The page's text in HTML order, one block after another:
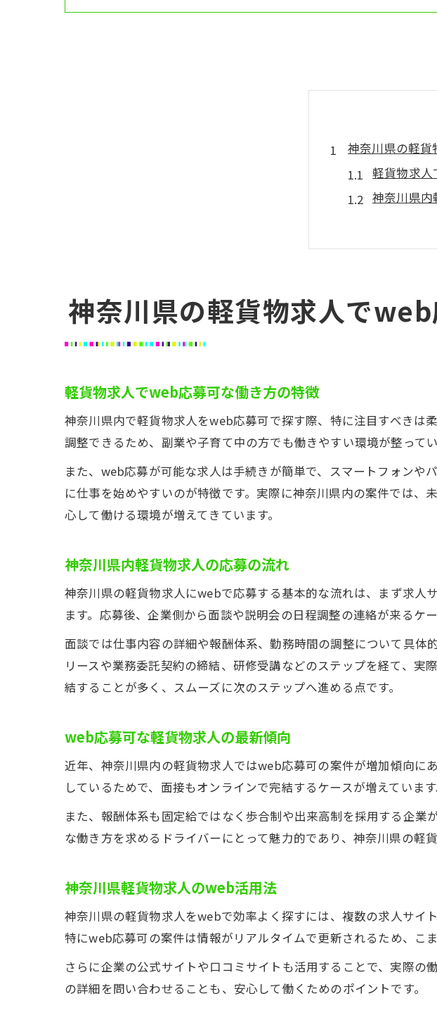
神奈川県の軽
軽貨物求
神奈川県内
web応募
神奈川県
軽貨物ドライ
神奈川県
軽貨物求人
業務委託で収入
業務委託軽
神奈川県で
web応募可な神
web応募可
神奈川軽貨
軽貨物求人
web応募可
高収入軽貨
軽貨物求人
神奈川県軽
web応募可
未経験歓迎
神奈川軽貨
web応募可
軽貨物求人
神奈川県の軽貨物求人で
軽貨物求人でweb応募可な働き方の特徴
神奈川県内で軽貨物求人をweb応募可で探す際、特に注目すべきは
調整できるため、副業や子育て中の方でも働きやすい環境が整ってい
また、web応募が可能な求人は手続きが簡単で、スマートフォンや
に仕事を始めやすいのが特徴です。実際に神奈川県内の案件では
心して働ける環境が増えてきています。
神奈川県内軽貨物求人の応募の流れ
神奈川県の軽貨物求人にwebで応募する基本的な流れは、まず求人
ます。応募後、企業側から面談や説明会の日程調整の連絡が来るケー
面談では仕事内容の詳細や報酬体系、勤務時間の調整について具
リースや業務委託契約の締結、研修受講などのステップを経て、
結することが多く、スムーズに次のステップへ進める点です。
web応募可な軽貨物求人の最新傾向
近年、神奈川県内の軽貨物求人ではweb応募可の案件が増加傾向に
しているためで、面接もオンラインで完結するケースが増えています
また、報酬体系も固定給ではなく歩合制や出来高制を採用する企
な働き方を求めるドライバーにとって魅力的であり、神奈川県の軽
神奈川県軽貨物求人のweb活用法
神奈川県の軽貨物求人をwebで効率よく探すには、複数の求人サイ
特にweb応募可の案件は情報がリアルタイムで更新されるため、こ
さらに企業の公式サイトや口コミサイトも活用することで、実際
の詳細を問い合わせることも、安心して働くためのポイントです。
お
お